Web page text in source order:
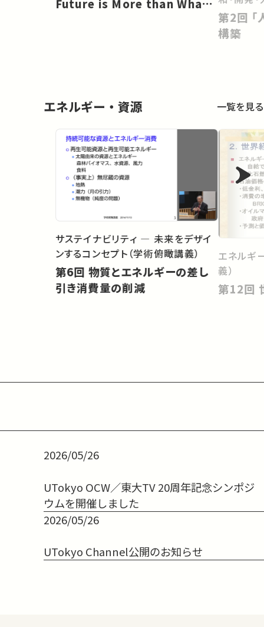
Future is More than What
第2回 ｢人間の安全保障｣と平和
構築
エネルギー・資源 一覧を見る
サステイナビリティ ― 未来をデザイ
ンするコンセプト（学術俯瞰講義）
第6回 物質とエネルギーの差し
引き消費量の削減
エネルギ
義）
2026/05/26
UTokyo OCW／東大TV 20周年記念シンポジ
ウムを開催しました
2026/05/26
UTokyo Channel公開のお知らせ